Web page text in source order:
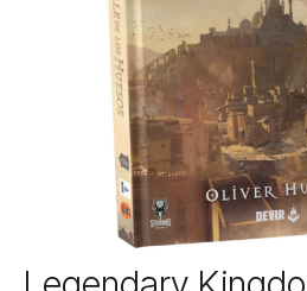
Saltar